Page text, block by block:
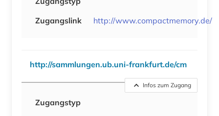
Zugangslink
http://www.compactmemory.de/
http://sammlungen.ub.uni-frankfurt.de/cm
Infos zum Zugang
Zugangstyp